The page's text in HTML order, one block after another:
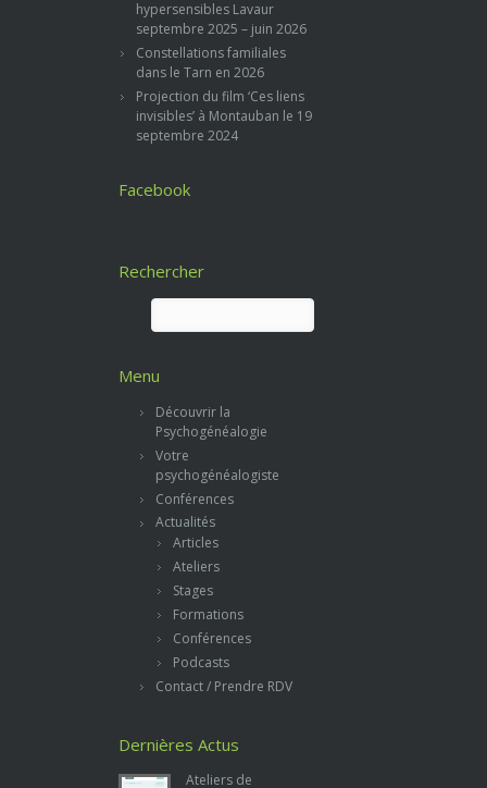
hypersensibles Lavaur
septembre 2025 – juin 2026
Constellations familiales
dans le Tarn en 2026
Projection du film ‘Ces liens
invisibles’ à Montauban le 19
septembre 2024
Facebook
Rechercher
Rechercher :
Menu
Découvrir la
Psychogénéalogie
Votre
psychogénéalogiste
Conférences
Actualités
Articles
Ateliers
Stages
Formations
Conférences
Podcasts
Contact / Prendre RDV
Dernières Actus
Ateliers de